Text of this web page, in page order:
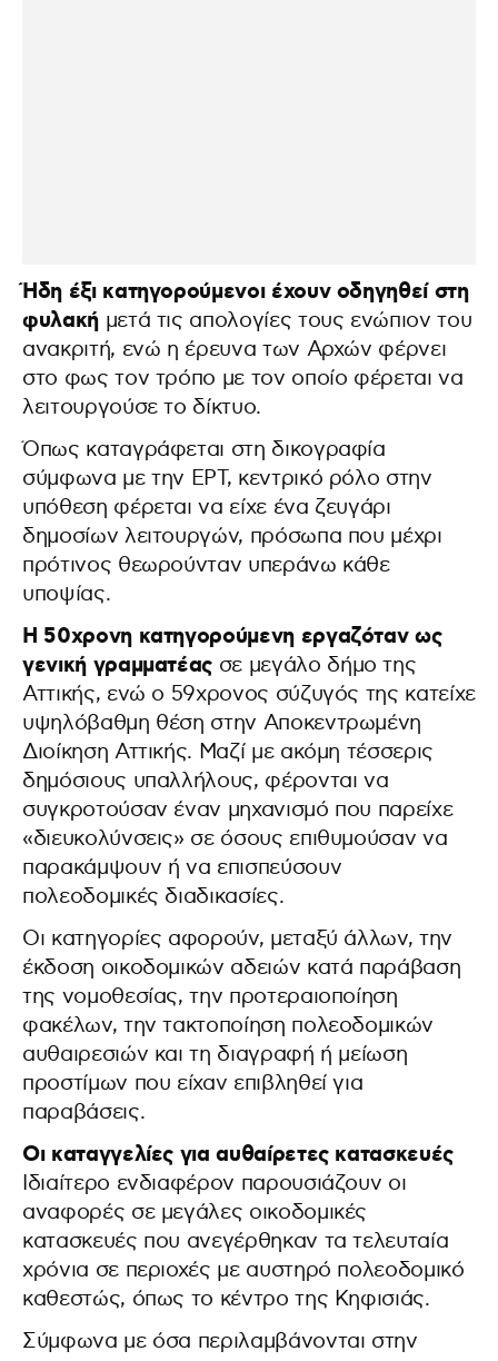
Ήδη έξι κατηγορούμενοι έχουν οδηγηθεί στη
φυλακήμετά τις απολογίες τους ενώπιον του
ανακριτή, ενώ η έρευνα των Αρχών φέρνει
στο φως τον τρόπο με τον οποίο φέρεται να
λειτουργούσε το δίκτυο.
Όπως καταγράφεται στη δικογραφία
σύμφωνα με την ΕΡΤ, κεντρικό ρόλο στην
υπόθεση φέρεται να είχε ένα ζευγάρι
δημοσίων λειτουργών, πρόσωπα που μέχρι
πρότινος θεωρούνταν υπεράνω κάθε
υποψίας.
Η 50χρονη κατηγορούμενη εργαζόταν ως
γενική γραμματέας σε μεγάλο δήμο της
Αττικής, ενώ ο 59χρονος σύζυγός της κατείχε
υψηλόβαθμη θέση στην Αποκεντρωμένη
Διοίκηση Αττικής. Μαζί με ακόμη τέσσερις
δημόσιους υπαλλήλους, φέρονται να
συγκροτούσαν έναν μηχανισμό που παρείχε
«διευκολύνσεις» σε όσους επιθυμούσαν να
παρακάμψουν ή να επισπεύσουν
πολεοδομικές διαδικασίες.
Οι κατηγορίες αφορούν, μεταξύ άλλων, την
έκδοση οικοδομικών αδειών κατά παράβαση
της νομοθεσίας, την προτεραιοποίηση
φακέλων, την τακτοποίηση πολεοδομικών
αυθαιρεσιών και τη διαγραφή ή μείωση
προστίμων που είχαν επιβληθεί για
παραβάσεις.
Οι καταγγελίες για αυθαίρετες κατασκευές
Ιδιαίτερο ενδιαφέρον παρουσιάζουν οι
αναφορές σε μεγάλες οικοδομικές
κατασκευές που ανεγέρθηκαν τα τελευταία
χρόνια σε περιοχές με αυστηρό πολεοδομικό
καθεστώς, όπως το κέντρο της Κηφισιάς.
Σύμφωνα με όσα περιλαμβάνονται στην